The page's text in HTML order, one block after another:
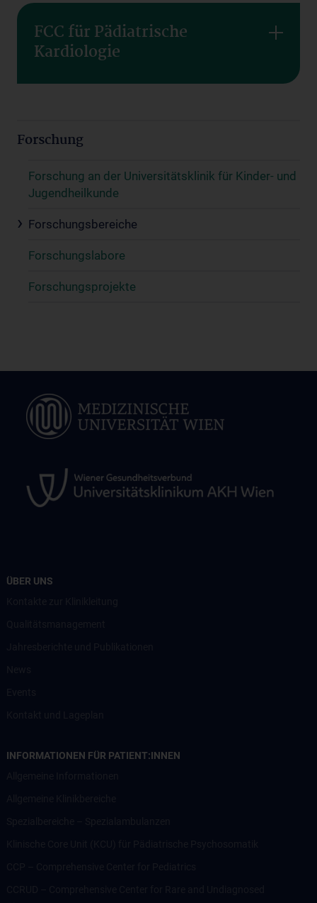
FCC für Pädiatrische
Kardiologie
Forschung
Forschung an der Universitätsklinik für Kinder- und
Jugendheilkunde
Forschungsbereiche
Forschungslabore
Forschungsprojekte
ÜBER UNS
INFORMATIONEN FÜR PATIENT:INNEN